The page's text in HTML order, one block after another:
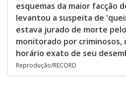
esquemas da maior facção
levantou a suspeita de
estava jurado de morte pelo
monitorado por criminosos,
horário exato de seu
Reprodução/RECORD